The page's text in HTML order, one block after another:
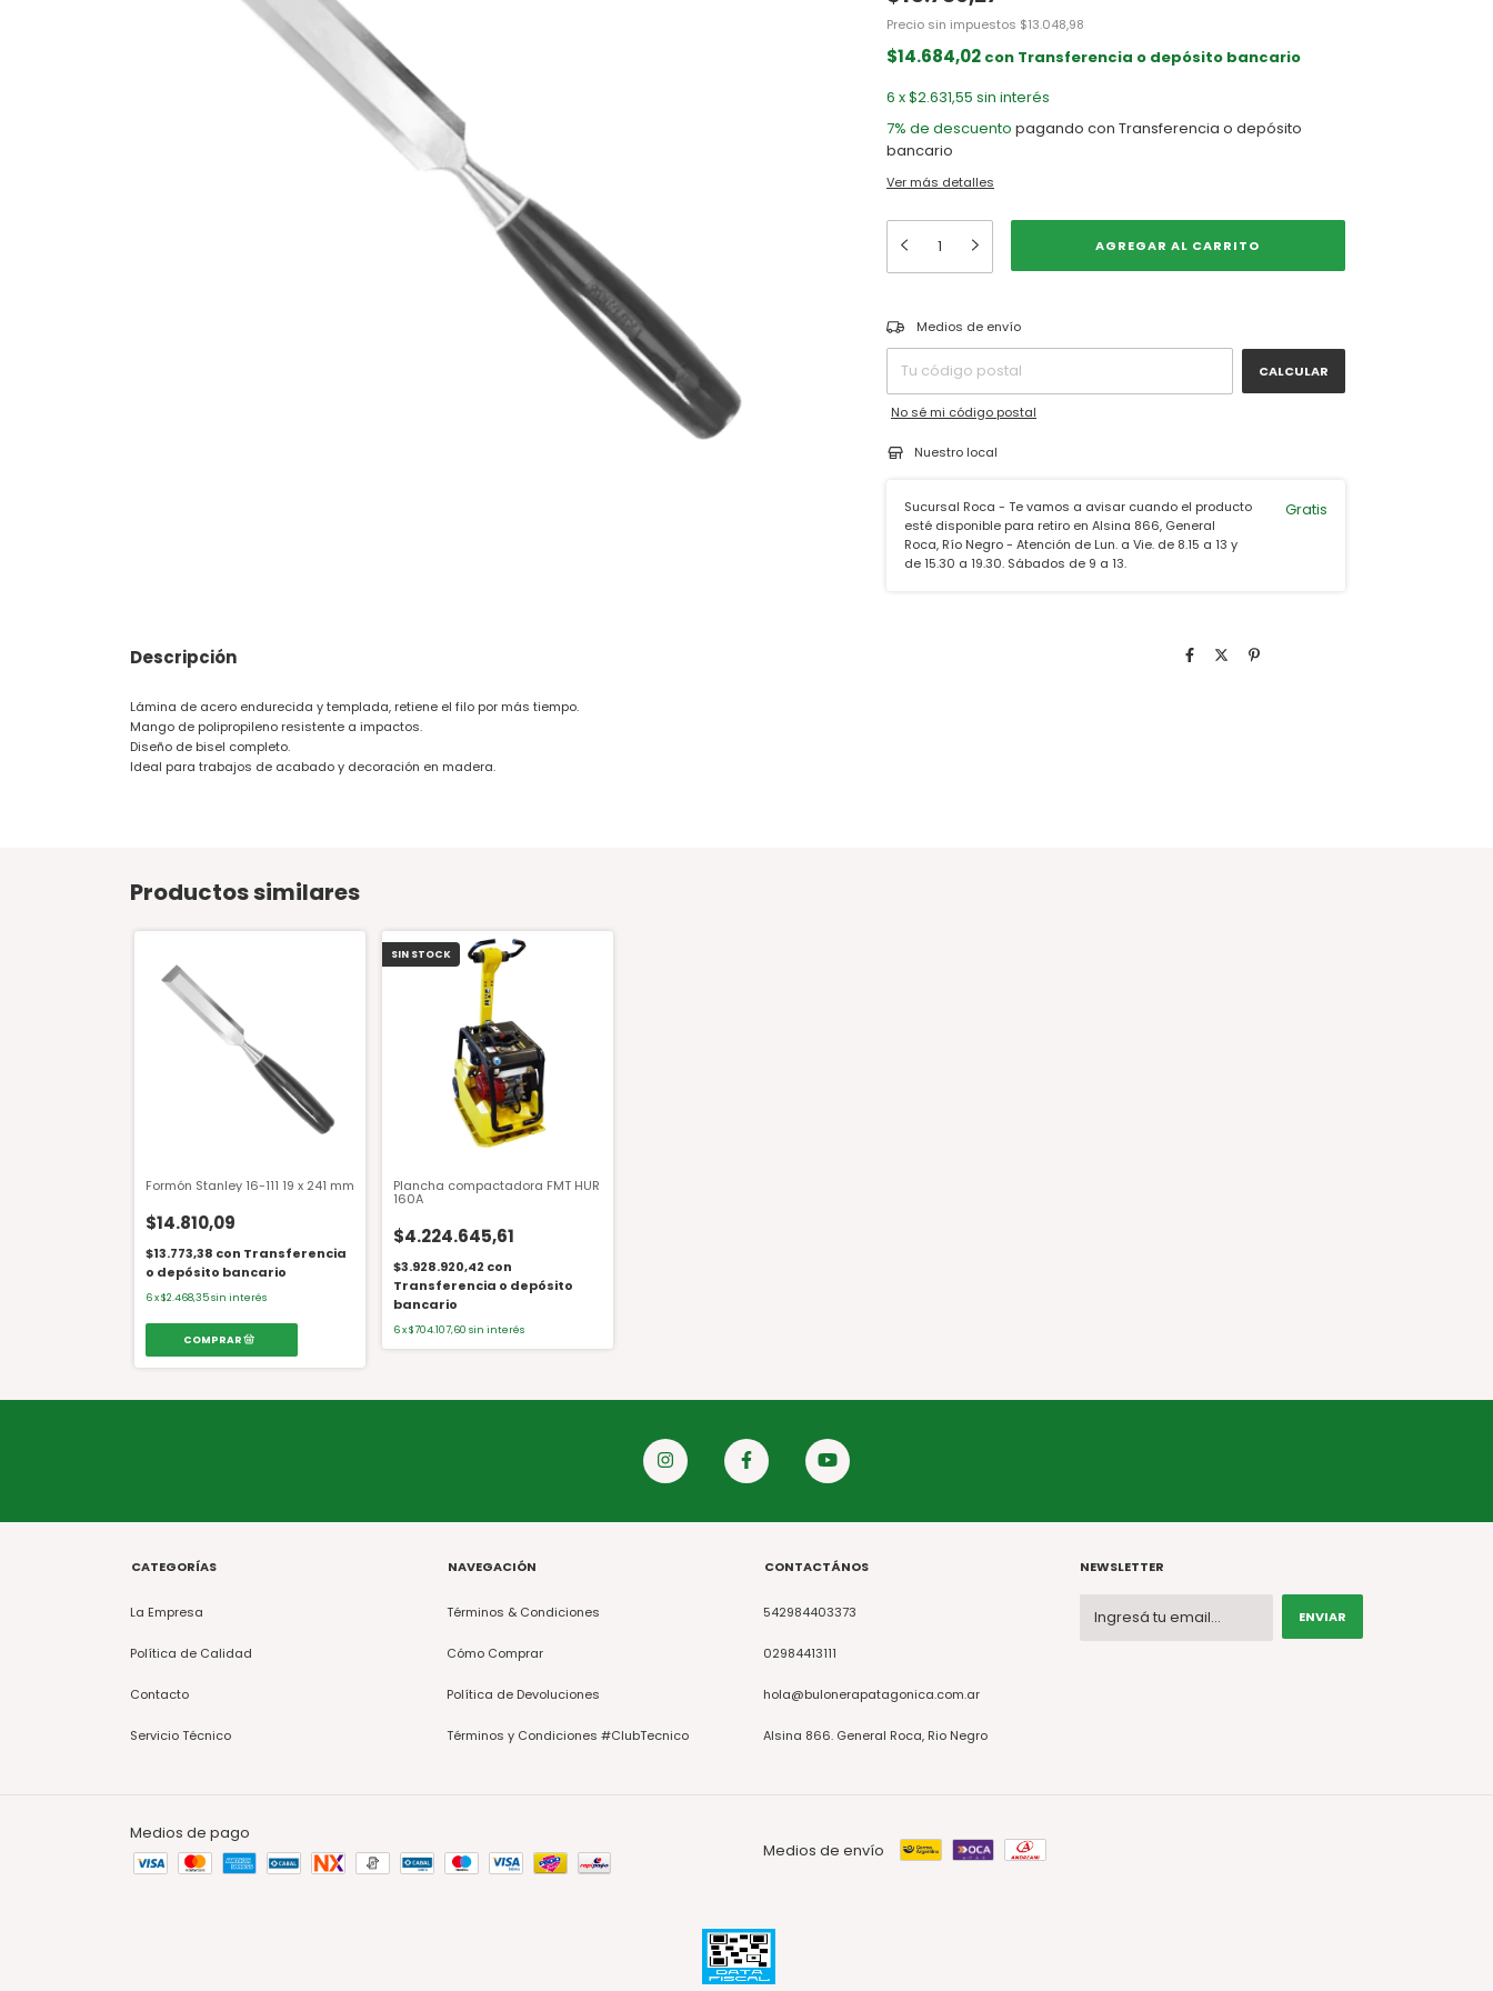
Precio sin impuestos $13.048,98
$14.684,02 con Transferencia o depósito bancario
6 x$2.631,55 sin interés
7% de descuento pagando con Transferencia o depósito
bancario
Ver más detalles
Entregas para el CP:
Medios de envío
CALCULAR
No sé mi código postal
Nuestro local
Sucursal Roca - Te vamos a avisar cuando el producto
esté disponible para retiro en Alsina 866, General
Roca, Río Negro - Atención de Lun. a Vie. de 8.15 a 13 y
de 15.30 a 19.30. Sábados de 9 a 13.
Gratis
Descripción
Lámina de acero endurecida y templada, retiene el filo por más tiempo.
Mango de polipropileno resistente a impactos.
Diseño de bisel completo.
Ideal para trabajos de acabado y decoración en madera.
Productos similares
Formón Stanley 16-111 19 x 241 mm
$14.810,09
$13.773,38 con Transferencia
o depósito bancario
6x$2.468,35sin interés
SIN STOCK
Plancha compactadora FMT HUR
160A
$4.224.645,61
$3.928.920,42 con
Transferencia o depósito
bancario
6x$704.107,60 sin interés
CATEGORÍAS
La Empresa
Política de Calidad
Contacto
Servicio Técnico
NAVEGACIÓN
Términos & Condiciones
Cómo Comprar
Política de Devoluciones
Términos y Condiciones #ClubTecnico
CONTACTÁNOS
542984403373
02984413111
hola@bulonerapatagonica.com.ar
Alsina 866. General Roca, Rio Negro
NEWSLETTER
Medios de pago
Medios de envío